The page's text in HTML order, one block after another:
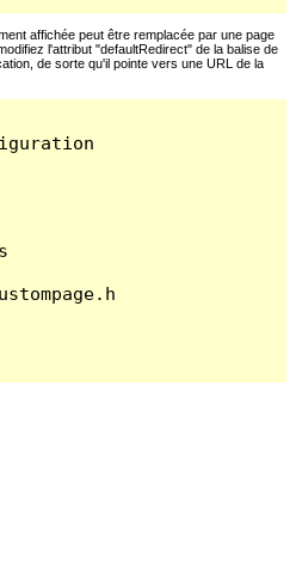
affichée peut être remplacée par une page
l'attribut "defaultRedirect" de la balise de
de sorte qu'il pointe vers une URL de la